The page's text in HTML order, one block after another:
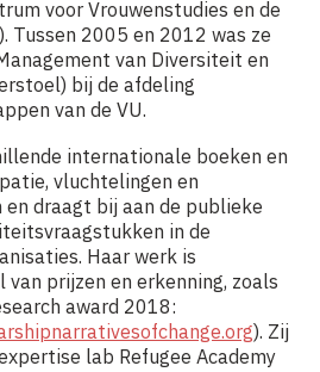
voor Vrouwenstudies en de
Tussen 2005 en 2012 was ze
van Diversiteit en
bij de afdeling
van de VU.
internationale boeken en
vluchtelingen en
draagt bij aan de publieke
in de
Haar werk is
prijzen en erkenning, zoals
award 2018:
). Zij
lab Refugee Academy